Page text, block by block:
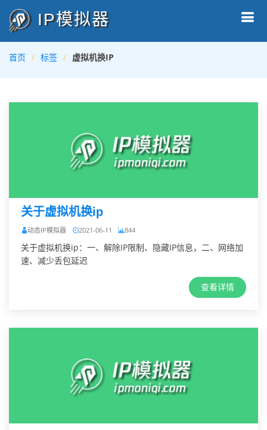
IP模拟器
首页 标签 虚拟机换IP
关于虚拟机换ip
动态IP模拟器 2021-06-11 844
关于虚拟机换ip：一、解除IP限制、隐藏IP信息，二、网络加
速、减少丢包延迟
查看详情